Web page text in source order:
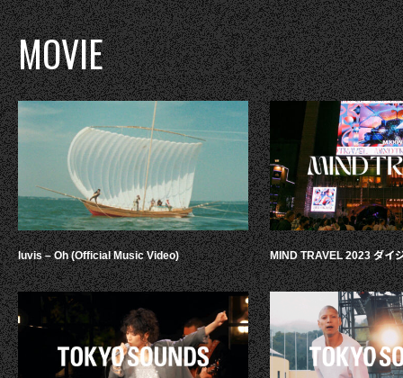
MOVIE
luvis – Oh (Official Music Video) MIND TRAVEL 2023 ダイ